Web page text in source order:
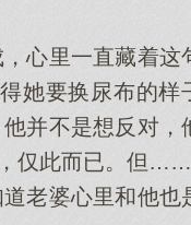
心里一直藏着这
她要换尿布的样
并不是想反对，
，仅此而已。但……
老婆心里和他也